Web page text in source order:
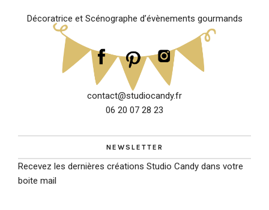
Décoratrice et Scénographe d’évènements gourmands
contact@studiocandy.fr
06 20 07 28 23
NEWSLETTER
Recevez les dernières créations Studio Candy dans votre
boite mail